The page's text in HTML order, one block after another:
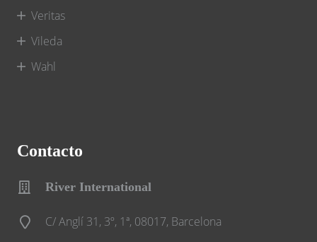
Veritas
Vileda
Wahl
Contacto
River International
C/ Anglí 31, 3º, 1ª, 08017, Barcelona